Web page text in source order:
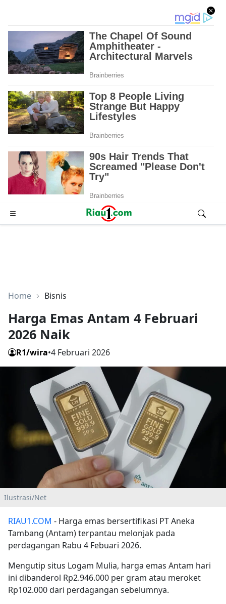
Advertisement
Home Bisnis
Harga Emas Antam 4 Februari
2026 Naik
R1/wira•4 Februari 2026
Ilustrasi/Net
RIAU1.COM - Harga emas bersertifikasi PT Aneka
Tambang (Antam) terpantau melonjak pada
perdagangan Rabu 4 Febuari 2026.
Mengutip situs Logam Mulia, harga emas Antam hari
ini dibanderol Rp2.946.000 per gram atau meroket
Rp102.000 dari perdagangan sebelumnya.